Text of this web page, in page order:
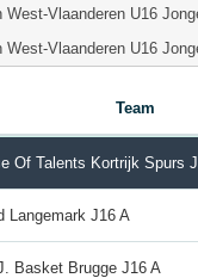
West-Vlaanderen U16
West-Vlaanderen U16
Team
Of Talents Kortrijk Spurs
Langemark J16 A
Basket Brugge J16 A